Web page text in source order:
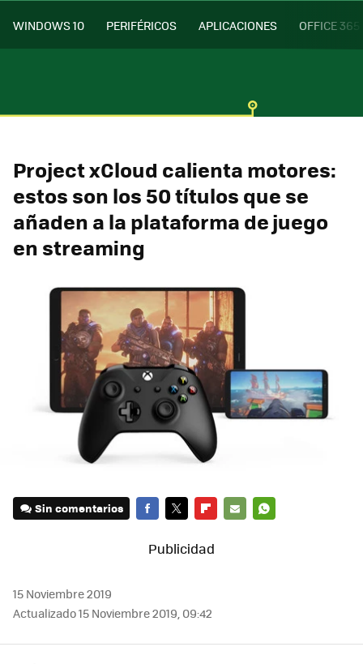
WINDOWS 10 PERIFÉRICOS APLICACIONES OFFICE 365
Project xCloud calienta motores:
estos son los 50 títulos que se
añaden a la plataforma de juego
en streaming
Sin comentarios
15 Noviembre 2019
Actualizado 15 Noviembre 2019, 09:42